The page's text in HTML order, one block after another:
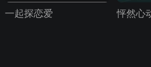
一起探恋爱 怦然心